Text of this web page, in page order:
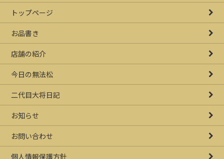
トップページ
お品書き
店舗の紹介
今日の無法松
二代目大将日記
お知らせ
お問い合わせ
個人情報保護方針